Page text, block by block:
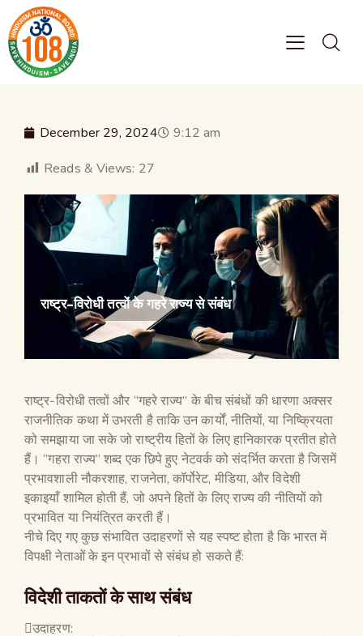
December 29, 2024
9:12 am
Reads & Views: 27
राष्ट्र-विरोधी तत्वों के गहरे राज्य से संबंध
राष्ट्र-विरोधी तत्वों और “गहरे राज्य” के बीच संबंधों की धारणा अक्सर
राजनीतिक कथा में उभरती है ताकि उन कार्यों, नीतियों, या निष्क्रियता
को समझाया जा सके जो राष्ट्रीय हितों के लिए हानिकारक प्रतीत होते
हैं। “गहरा राज्य” शब्द एक छिपे हुए नेटवर्क को संदर्भित करता है जिसमें
प्रभावशाली नौकरशाह, राजनेता, कॉर्पोरेट, मीडिया, और विदेशी
इकाइयाँ शामिल होती हैं, जो अपने हितों के लिए राज्य की नीतियों को
प्रभावित या नियंत्रित करती हैं।
नीचे दिए गए कुछ संभावित उदाहरणों से यह स्पष्ट होता है कि भारत में
विपक्षी नेताओं के इन प्रभावों से संबंध हो सकते हैं:
विदेशी ताकतों के साथ संबंध
उदाहरण: